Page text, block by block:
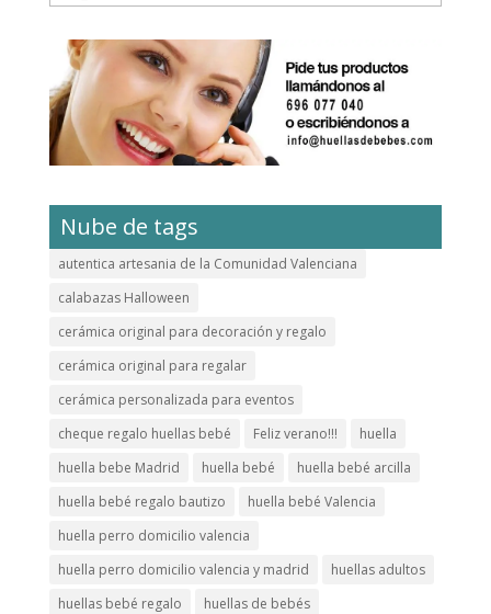
Nube de tags
autentica artesania de la Comunidad Valenciana
calabazas Halloween
cerámica original para decoración y regalo
cerámica original para regalar
cerámica personalizada para eventos
cheque regalo huellas bebé
Feliz verano!!!
huella
huella bebe Madrid
huella bebé
huella bebé arcilla
huella bebé regalo bautizo
huella bebé Valencia
huella perro domicilio valencia
huella perro domicilio valencia y madrid
huellas adultos
huellas bebé regalo
huellas de bebés